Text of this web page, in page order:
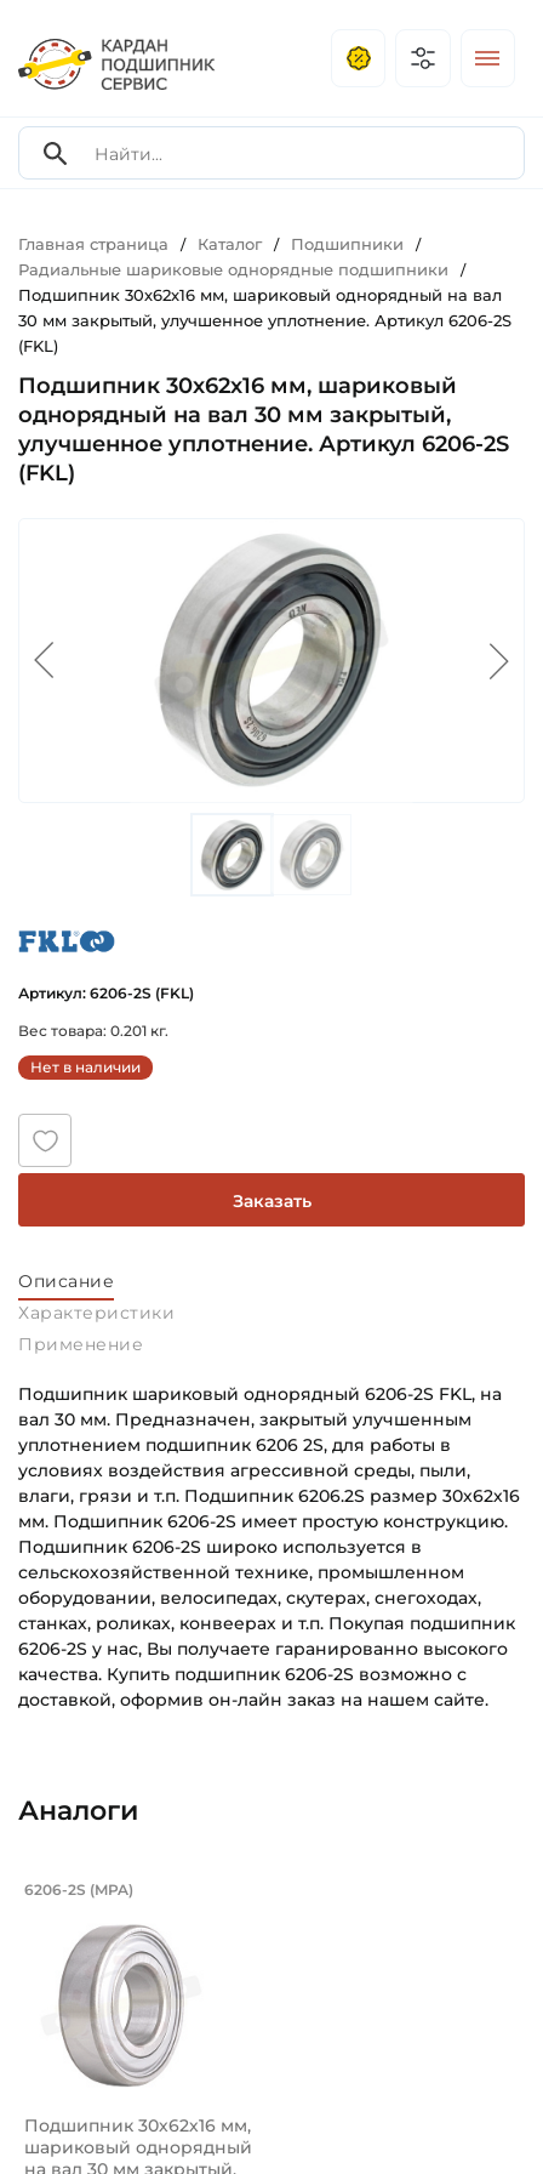
Главная страница / Каталог / Подшипники /
Радиальные шариковые однорядные подшипники /
Подшипник 30х62х16 мм, шариковый однорядный на вал
30 мм закрытый, улучшенное уплотнение. Артикул 6206-2S
(FKL)
Подшипник 30х62х16 мм, шариковый
однорядный на вал 30 мм закрытый,
улучшенное уплотнение. Артикул 6206-2S
(FKL)
Артикул: 6206-2S (FKL)
Вес товара: 0.201 кг.
Нет в наличии
Заказать
Описание
Характеристики
Применение
Подшипник шариковый однорядный 6206-2S FKL, на
вал 30 мм. Предназначен, закрытый улучшенным
уплотнением подшипник 6206 2S, для работы в
условиях воздействия агрессивной среды, пыли,
влаги, грязи и т.п. Подшипник 6206.2S размер 30х62х16
мм. Подшипник 6206-2S имеет простую конструкцию.
Подшипник 6206-2S широко используется в
сельскохозяйственной технике, промышленном
оборудовании, велосипедах, скутерах, снегоходах,
станках, роликах, конвеерах и т.п. Покупая подшипник
6206-2S у нас, Вы получаете гаранированно высокого
качества. Купить подшипник 6206-2S возможно с
доставкой, оформив он-лайн заказ на нашем сайте.
Наружный диаметр (D):
Ширина внутреннего кольца (B):
Ширина наружного кольца (С):
16 мм
Тип посадочного отверстия на вал:
Тип наружного кольца:
Цилиндрическое
Категория:
Аналоги
Подшипник 30х62х16 мм, шариковый
6206-2S (MPA)
Подшипник 30х62х16 мм,
шариковый однорядный